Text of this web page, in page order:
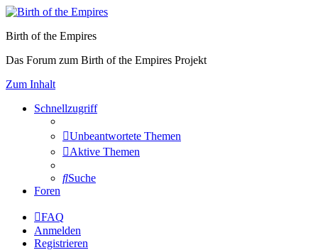
Birth of the Empires
Das Forum zum Birth of the Empires Projekt
Zum Inhalt
Schnellzugriff
Unbeantwortete Themen
Aktive Themen
Suche
Foren
FAQ
Anmelden
Registrieren